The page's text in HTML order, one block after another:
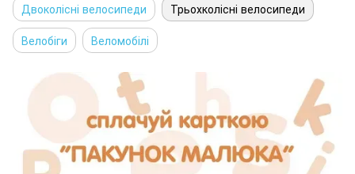
Двоколісні велосипеди
Трьохколісні велосипеди
Велобіги
Веломобілі